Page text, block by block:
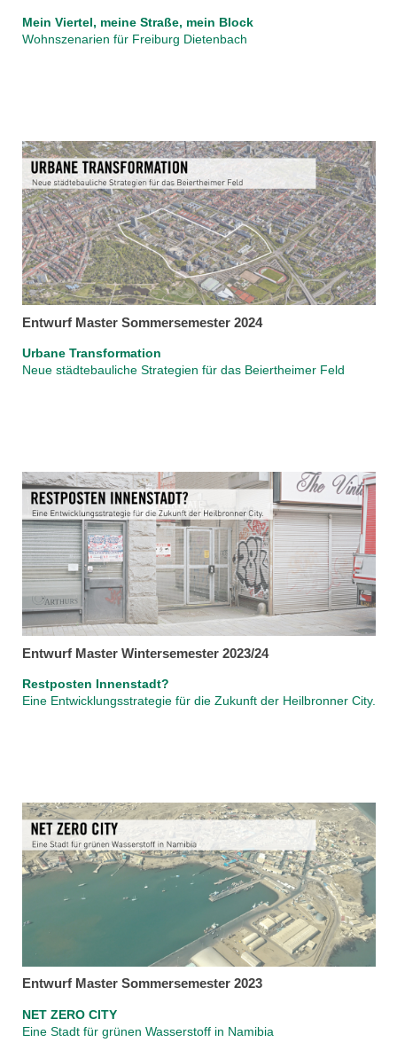
Mein Viertel, meine Straße, mein Block
Wohnszenarien für Freiburg Dietenbach
Entwurf Master Sommersemester 2024
Urbane Transformation
Neue städtebauliche Strategien für das Beiertheimer Feld
Entwurf Master Wintersemester 2023/24
Restposten Innenstadt?
Eine Entwicklungsstrategie für die Zukunft der Heilbronner City.
Entwurf Master Sommersemester 2023
NET ZERO CITY
Eine Stadt für grünen Wasserstoff in Namibia